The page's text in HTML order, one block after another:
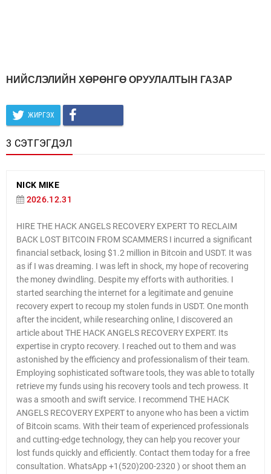
НИЙСЛЭЛИЙН ХӨРӨНГӨ ОРУУЛАЛТЫН ГАЗАР
ЖИРГЭХ
3 СЭТГЭГДЭЛ
NICK MIKE
2026.12.31
HIRE THE HACK ANGELS RECOVERY EXPERT TO RECLAIM
BACK LOST BITCOIN FROM SCAMMERS I incurred a significant
financial setback, losing $1.2 million in Bitcoin and USDT. It was
as if I was dreaming. I was left in shock, my hope of recovering
the money dwindling. Despite my efforts with authorities. I
started searching the internet for a legitimate and genuine
recovery expert to recoup my stolen funds in USDT. One month
after the incident, while researching online, I discovered an
article about THE HACK ANGELS RECOVERY EXPERT. Its
expertise in crypto recovery. I reached out to them and was
astonished by the efficiency and professionalism of their team.
Employing sophisticated software tools, they was able to totally
retrieve my funds using his recovery tools and tech prowess. It
was a smooth and swift service. I recommend THE HACK
ANGELS RECOVERY EXPERT to anyone who has been a victim
of Bitcoin scams. With their team of experienced professionals
and cutting-edge technology, they can help you recover your
lost funds quickly and efficiently. Contact them today for a free
consultation. WhatsApp +1(520)200-2320 ) or shoot them an